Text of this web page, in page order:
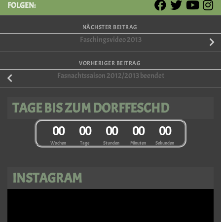
FOLGEN:
NÄCHSTER BEITRAG
Faschingsvideo 2013
VORHERIGER BEITRAG
Fasnachtssaison 2012/2013 beendet
TAGE BIS ZUM DORFFESCHD
Wochen
00
Tage
00
Stunden
00
Minuten
00
Sekunden
00
INSTAGRAM